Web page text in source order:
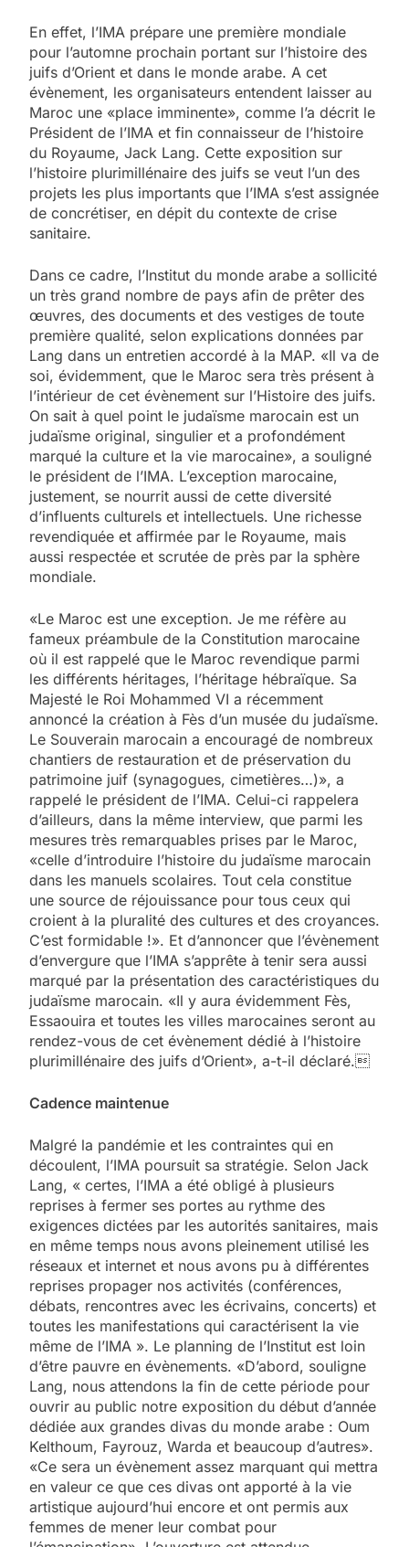
En effet, l’IMA prépare une première mondiale
pour l’automne prochain portant sur l’histoire des
juifs d’Orient et dans le monde arabe. A cet
évènement, les organisateurs entendent laisser au
Maroc une «place imminente», comme l’a décrit le
Président de l’IMA et fin connaisseur de l’histoire
du Royaume, Jack Lang. Cette exposition sur
l’histoire plurimillénaire des juifs se veut l’un des
projets les plus importants que l’IMA s’est assignée
de concrétiser, en dépit du contexte de crise
sanitaire.
Dans ce cadre, l’Institut du monde arabe a sollicité
un très grand nombre de pays afin de prêter des
œuvres, des documents et des vestiges de toute
première qualité, selon explications données par
Lang dans un entretien accordé à la MAP. «Il va de
soi, évidemment, que le Maroc sera très présent à
l’intérieur de cet évènement sur l’Histoire des juifs.
On sait à quel point le judaïsme marocain est un
judaïsme original, singulier et a profondément
marqué la culture et la vie marocaine», a souligné
le président de l’IMA. L’exception marocaine,
justement, se nourrit aussi de cette diversité
d’influents culturels et intellectuels. Une richesse
revendiquée et affirmée par le Royaume, mais
aussi respectée et scrutée de près par la sphère
mondiale.
«Le Maroc est une exception. Je me réfère au
fameux préambule de la Constitution marocaine
où il est rappelé que le Maroc revendique parmi
les différents héritages, l’héritage hébraïque. Sa
Majesté le Roi Mohammed VI a récemment
annoncé la création à Fès d’un musée du judaïsme.
Le Souverain marocain a encouragé de nombreux
chantiers de restauration et de préservation du
patrimoine juif (synagogues, cimetières…)», a
rappelé le président de l’IMA. Celui-ci rappelera
d’ailleurs, dans la même interview, que parmi les
mesures très remarquables prises par le Maroc,
«celle d’introduire l’histoire du judaïsme marocain
dans les manuels scolaires. Tout cela constitue
une source de réjouissance pour tous ceux qui
croient à la pluralité des cultures et des croyances.
C’est formidable !». Et d’annoncer que l’évènement
d’envergure que l’IMA s’apprête à tenir sera aussi
marqué par la présentation des caractéristiques du
judaïsme marocain. «Il y aura évidemment Fès,
Essaouira et toutes les villes marocaines seront au
rendez-vous de cet évènement dédié à l’histoire
plurimillénaire des juifs d’Orient», a-t-il déclaré.
Cadence maintenue
Malgré la pandémie et les contraintes qui en
découlent, l’IMA poursuit sa stratégie. Selon Jack
Lang, « certes, l’IMA a été obligé à plusieurs
reprises à fermer ses portes au rythme des
exigences dictées par les autorités sanitaires, mais
en même temps nous avons pleinement utilisé les
réseaux et internet et nous avons pu à différentes
reprises propager nos activités (conférences,
débats, rencontres avec les écrivains, concerts) et
toutes les manifestations qui caractérisent la vie
même de l’IMA ». Le planning de l’Institut est loin
d’être pauvre en évènements. «D’abord, souligne
Lang, nous attendons la fin de cette période pour
ouvrir au public notre exposition du début d’année
dédiée aux grandes divas du monde arabe : Oum
Kelthoum, Fayrouz, Warda et beaucoup d’autres».
«Ce sera un évènement assez marquant qui mettra
en valeur ce que ces divas ont apporté à la vie
artistique aujourd’hui encore et ont permis aux
femmes de mener leur combat pour